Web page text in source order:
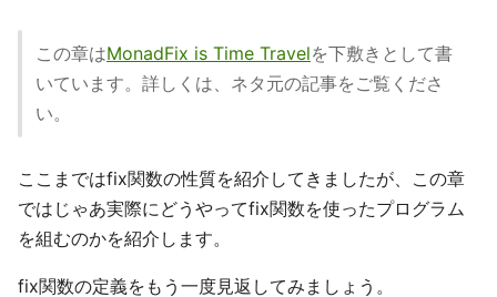
この章はMonadFix is Time Travelを下敷きとして書
いています。詳しくは、ネタ元の記事をご覧くださ
い。
ここまではfix関数の性質を紹介してきましたが、この章
ではじゃあ実際にどうやってfix関数を使ったプログラム
を組むのかを紹介します。
fix関数の定義をもう一度見返してみましょう。